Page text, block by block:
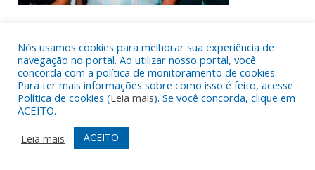
Nós usamos cookies para melhorar sua experiência de
navegação no portal. Ao utilizar nosso portal, você
concorda com a política de monitoramento de cookies.
Para ter mais informações sobre como isso é feito, acesse
Política de cookies (Leia mais). Se você concorda, clique em
ACEITO.
Leia mais
ACEITO